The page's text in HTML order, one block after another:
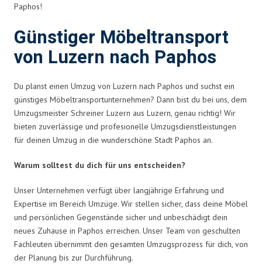
Paphos!
Günstiger Möbeltransport
von Luzern nach Paphos
Du planst einen Umzug von Luzern nach Paphos und suchst ein
günstiges Möbeltransportunternehmen? Dann bist du bei uns, dem
Umzugsmeister Schreiner Luzern aus Luzern, genau richtig! Wir
bieten zuverlässige und profesionelle Umzugsdienstleistungen
für deinen Umzug in die wunderschöne Stadt Paphos an.
Warum solltest du dich für uns entscheiden?
Unser Unternehmen verfügt über langjährige Erfahrung und
Expertise im Bereich Umzüge. Wir stellen sicher, dass deine Möbel
und persönlichen Gegenstände sicher und unbeschädigt dein
neues Zuhause in Paphos erreichen. Unser Team von geschulten
Fachleuten übernimmt den gesamten Umzugsprozess für dich, von
der Planung bis zur Durchführung.